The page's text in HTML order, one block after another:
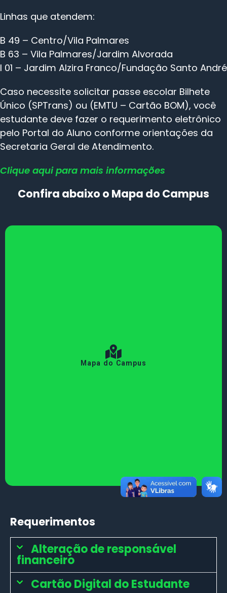
Linhas que atendem:
B 49 – Centro/Vila Palmares
B 63 – Vila Palmares/Jardim Alvorada
I 01 – Jardim Alzira Franco/Fundação Santo André
Caso necessite solicitar passe escolar Bilhete
Único (SPTrans) ou (EMTU – Cartão BOM), você
estudante deve fazer o requerimento eletrônico
pelo Portal do Aluno conforme orientações da
Secretaria Geral de Atendimento.
Clique aqui para mais informações
Confira abaixo o Mapa do Campus
Mapa do Campus
Requerimentos
Alteração de responsável
financeiro
Cartão Digital do Estudante